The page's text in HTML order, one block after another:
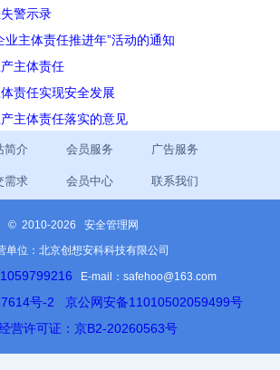
警示录
业主体责任推进年”活动的通知
主体责任
责任实现安全发展
主体责任落实的意见
简介 会员服务 广告服务
需求 会员中心 联系我们
© 2010-2026 安全管理网
单位：北京创想安科科技有限公司
E-mail：safehoo@163.com
号-2
京公网安备11010502059499号
营许可证：京B2-20260563号